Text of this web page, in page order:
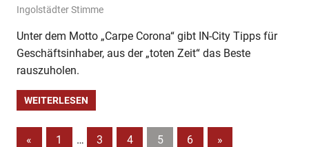
22. März 2020
Ingolstädter Stimme
Unter dem Motto „Carpe Corona“ gibt IN-City Tipps für
Geschäftsinhaber, aus der „toten Zeit“ das Beste
rauszuholen.
WEITERLESEN
Beitragsnavigation
« Vorherige
1 … 3 4 5 6 Nächste
»